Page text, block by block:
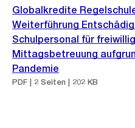
Globalkredite
Weiterführung
Schulpersonal für
Mittagsbetreuung
Pandemie
PDF | 2 Seiten | 202 KB